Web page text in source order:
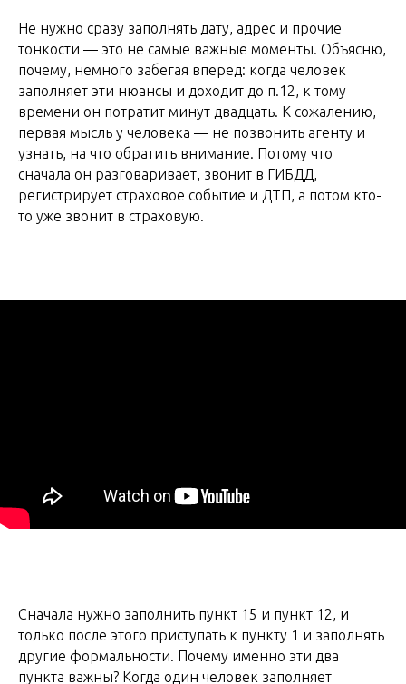
Не нужно сразу заполнять дату, адрес и прочие
тонкости — это не самые важные моменты. Объясню,
почему, немного забегая вперед: когда человек
заполняет эти нюансы и доходит до п.12, к тому
времени он потратит минут двадцать. К сожалению,
первая мысль у человека — не позвонить агенту и
узнать, на что обратить внимание. Потому что
сначала он разговаривает, звонит в ГИБДД,
регистрирует страховое событие и ДТП, а потом кто-
то уже звонит в страховую.
Сначала нужно заполнить пункт 15 и пункт 12, и
только после этого приступать к пункту 1 и заполнять
другие формальности. Почему именно эти два
пункта важны? Когда один человек заполняет